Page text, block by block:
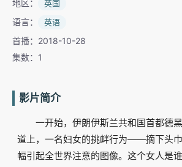
地区： 英国
语言： 英语
首播：2018-10-28
集数：1
影片简介
一开始，伊朗伊斯兰共和国首都德
道上，一名妇女的挑衅行为——摘下头
幅引起全世界注意的图像。这个女人是